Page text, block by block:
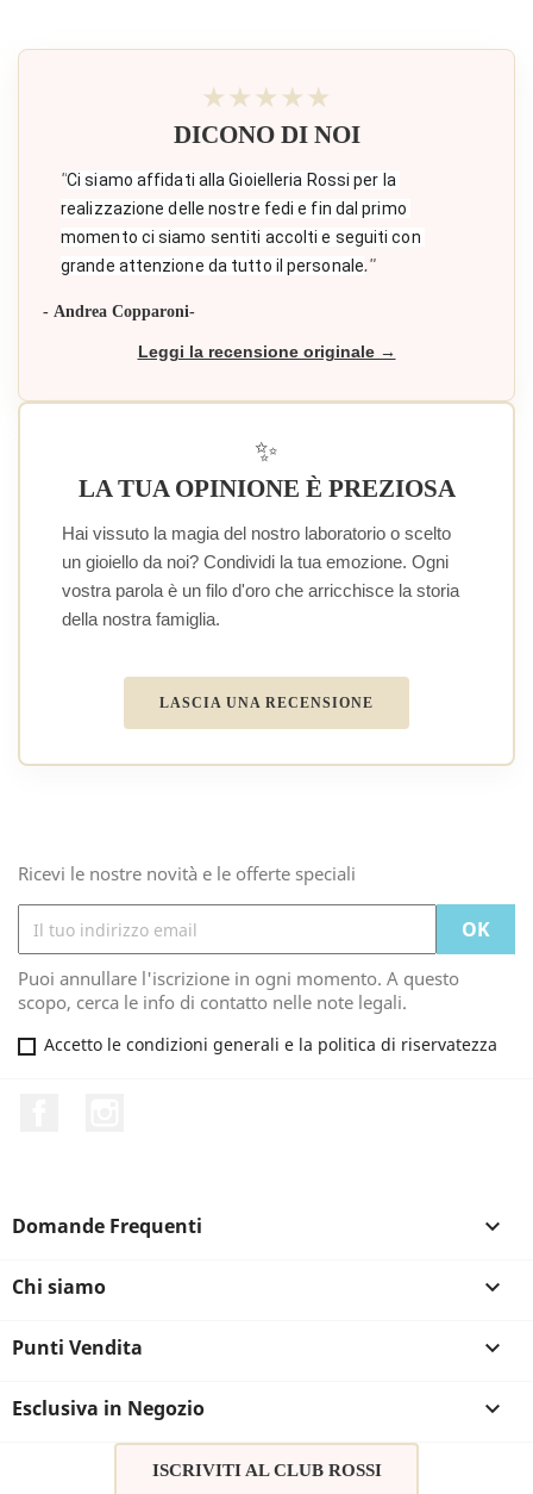
★★★★★
DICONO DI NOI
"Ci siamo affidati alla Gioielleria Rossi per la
realizzazione delle nostre fedi e fin dal primo
momento ci siamo sentiti accolti e seguiti con
grande attenzione da tutto il personale."
- Andrea Copparoni-
Leggi la recensione originale →
✨
LA TUA OPINIONE È PREZIOSA
Hai vissuto la magia del nostro laboratorio o scelto
un gioiello da noi? Condividi la tua emozione. Ogni
vostra parola è un filo d'oro che arricchisce la storia
della nostra famiglia.
LASCIA UNA RECENSIONE
Ricevi le nostre novità e le offerte speciali
Puoi annullare l'iscrizione in ogni momento. A questo
scopo, cerca le info di contatto nelle note legali.
Accetto le condizioni generali e la politica di riservatezza
Domande Frequenti 
Chi siamo 
Punti Vendita 
Esclusiva in Negozio 
ISCRIVITI AL CLUB ROSSI